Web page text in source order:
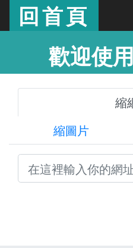
回首頁
歡迎使
縮
縮圖片